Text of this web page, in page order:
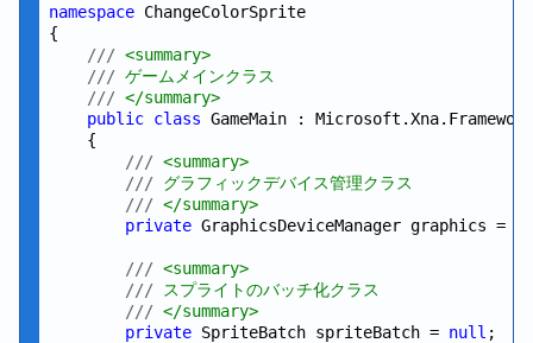
namespace ChangeColorSprite
{
/// <summary>
/// ゲームメインクラス
/// </summary>
public class GameMain :
    {
/// <summary>
/// グラフィックデバイス管理クラス
/// </summary>
private GraphicsDeviceManager graphics =
/// <summary>
/// スプライトのバッチ化クラス
/// </summary>
private SpriteBatch spriteBatch = null ;